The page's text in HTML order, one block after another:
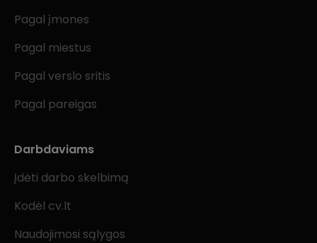
Pagal įmones
Pagal miestus
Pagal verslo sritis
Pagal pareigas
Darbdaviams
Įdėti darbo skelbimą
Kodėl cv.lt
Naudojimosi sąlygos